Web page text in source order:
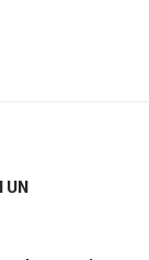
UN